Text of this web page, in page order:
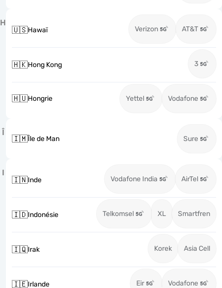
H
🇺🇸Hawaï Verizon AT&T
🇭🇰Hong Kong 3
🇭🇺Hongrie Yettel Vodafone
Î
🇮🇲Île de Man Sure
I
🇮🇳Inde Vodafone India AirTel
🇮🇩Indonésie Telkomsel XL Smartfren
🇮🇶Irak Korek Asia Cell
🇮🇪Irlande Eir Vodafone